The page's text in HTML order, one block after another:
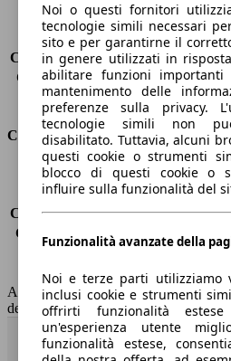
Sedili
5
Carico sul tetto
-
Capacità di traino (senza freni) -
Capacità di traino (con freni)
Volume del bagagliaio
572
Consumi
Emissioni di CO2*
122 g/km
Consumo (urbano)
6.8 l/
Consumo (extra-urbano) 4.7 l/
Consumo (combinato)*
5.4 l/
Capacità del serbatoio
52 l
AutoScout24 non si assume alcuna
dei dati.
Noi o questi fornitori
tecnologie simili necessari
sito e per garantirne il
in genere utilizzati in
abilitare funzioni
mantenimento delle
preferenze sulla privacy.
tecnologie simili non
disabilitato. Tuttavia, alcuni
questi cookie o strumenti
blocco di questi cookie o
influire sulla funzionalità del
Funzionalità avanzate della
Noi e terze parti utilizziamo
inclusi cookie e strumenti
offrirti funzionalità
un'esperienza utente
funzionalità estese,